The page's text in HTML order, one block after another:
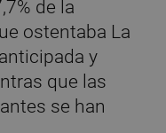
de la
ostentaba La
y
que las
se han